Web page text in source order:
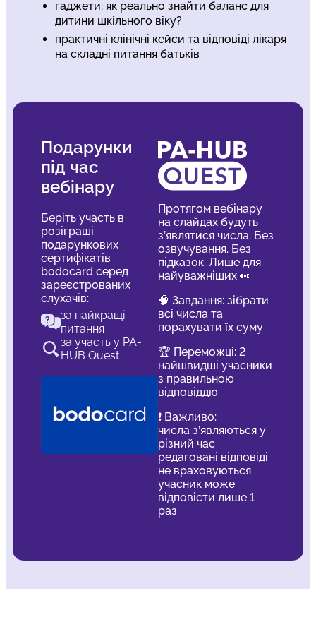
гаджети: як реально знайти баланс для
дитини шкільного віку?
практичні клінічні кейси та відповіді лікаря
на складні питання батьків
Подарунки
під час
вебінару
Беріть участь в
розіграші
подарункових
сертифікатів
bodocard серед
зареєстрованих
слухачів:
за найкращі
питання
за участь у PA-
HUB Quest
Протягом вебінару
на слайдах будуть
з’являтися числа. Без
озвучування. Без
підказок. Лише для
найуважніших 👀
🧠 Завдання: зібрати
всі числа та
порахувати їх суму
🏆 Переможці: 2
найшвидші учасники
з правильною
відповіддю
❗️ Важливо:
числа з’являються у
різний час
редаговані відповіді
не враховуються
учасник може
відповісти лише 1
раз